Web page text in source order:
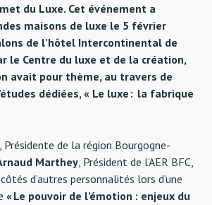
du Luxe. Cet événement a
maisons de luxe le 5 février
de l’hôtel Intercontinental de
le Centre du luxe et de la création,
avait pour thème, au travers de
dédiées, « Le luxe : la fabrique
, Présidente de la région Bourgogne-
Marthey, Président de l’AER BFC,
d’autres personnalités lors d’une
« Le pouvoir de l’émotion : enjeux du